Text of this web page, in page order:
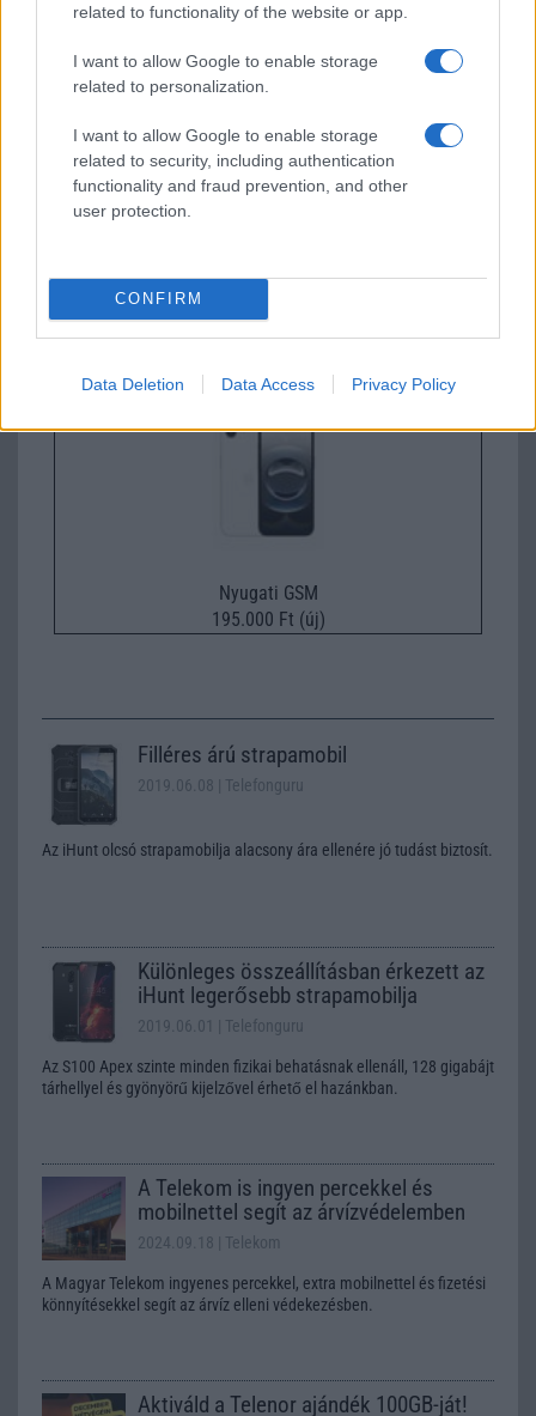
related to functionality of the website or app.
I want to allow Google to enable storage
related to personalization.
I want to allow Google to enable storage
related to security, including authentication
functionality and fraud prevention, and other
user protection.
CONFIRM
Data Deletion Data Access Privacy Policy
Nyugati GSM
Nyugati GSM
195.000 Ft (új)
Filléres árú strapamobil
2019.06.08 | Telefonguru
Az iHunt olcsó strapamobilja alacsony ára ellenére jó tudást biztosít.
Különleges összeállításban érkezett az
iHunt legerősebb strapamobilja
2019.06.01 | Telefonguru
Az S100 Apex szinte minden fizikai behatásnak ellenáll, 128 gigabájt
tárhellyel és gyönyörű kijelzővel érhető el hazánkban.
A Telekom is ingyen percekkel és
mobilnettel segít az árvízvédelemben
2024.09.18 | Telekom
A Magyar Telekom ingyenes percekkel, extra mobilnettel és fizetési
könnyítésekkel segít az árvíz elleni védekezésben.
Aktiváld a Telenor ajándék 100GB-ját!